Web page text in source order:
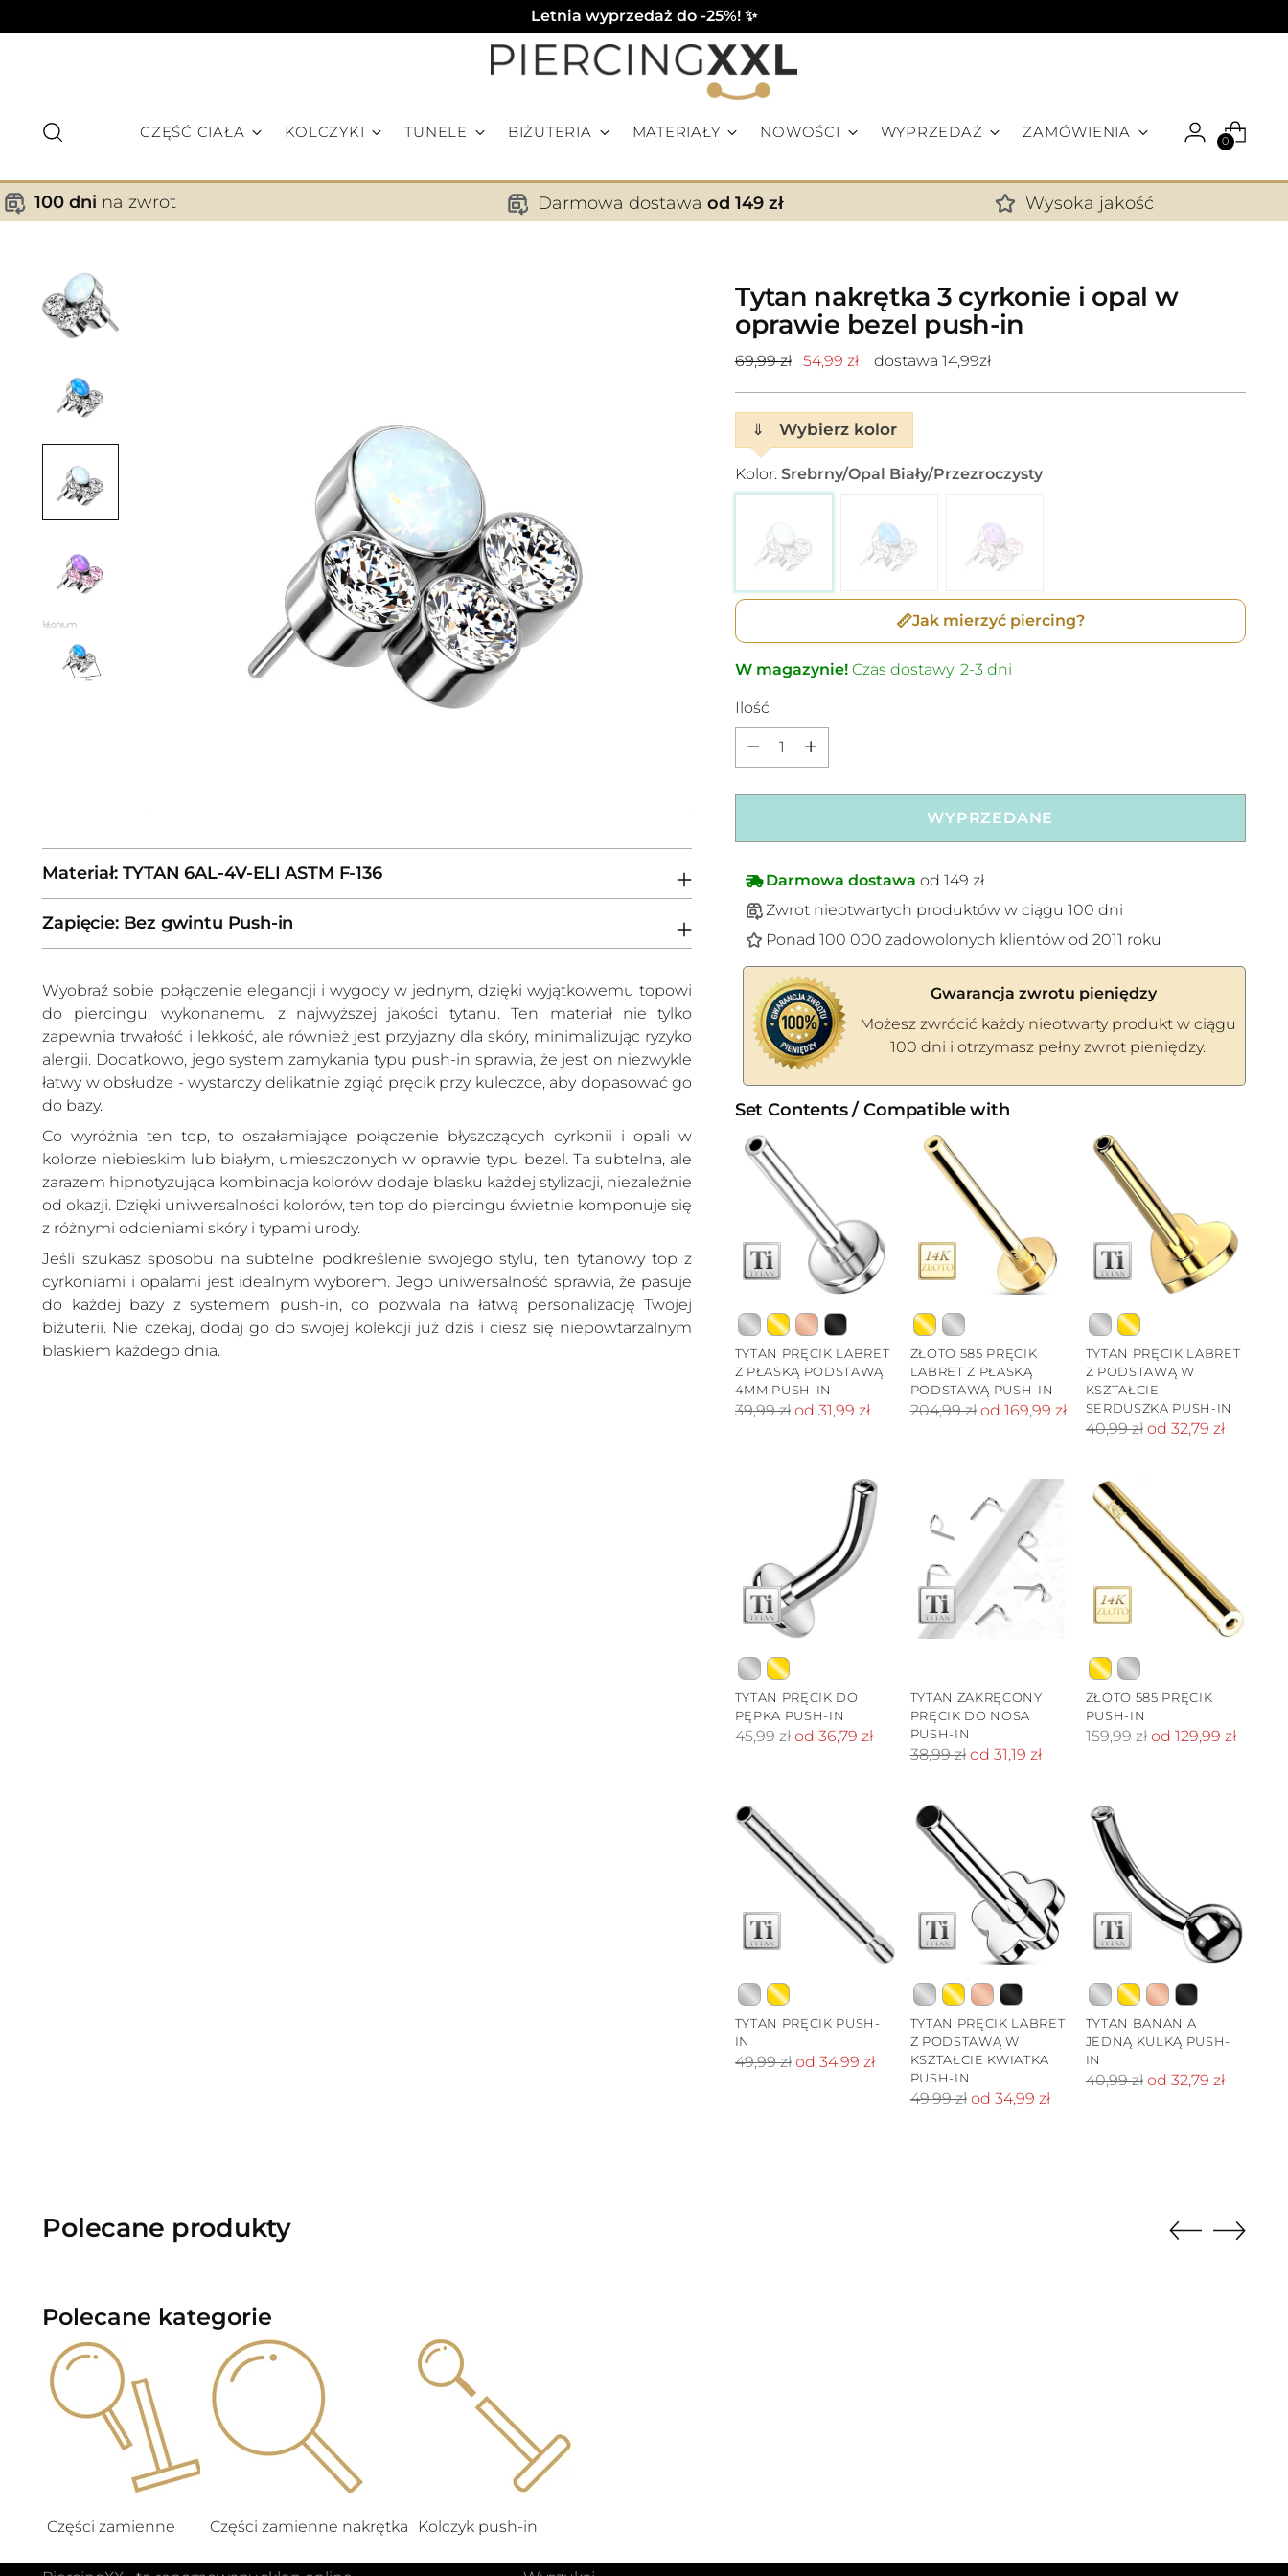
Letnia wyprzedaż do -25%! ✨
CZĘŚĆ CIAŁA KOLCZYKI TUNELE BIŻUTERIA MATERIAŁY NOWOŚCI WYPRZEDAŻ ZAMÓWIENIA
0
✕
100 dni na zwrot Darmowa dostawa od 149 zł Wysoka jakość
Materiał: TYTAN 6AL-4V-ELI ASTM F-136
Zapięcie: Bez gwintu Push-in
Wyobraź sobie połączenie elegancji i wygody w jednym, dzięki wyjątkowemu topowi
do piercingu, wykonanemu z najwyższej jakości tytanu. Ten materiał nie tylko
zapewnia trwałość i lekkość, ale również jest przyjazny dla skóry, minimalizując ryzyko
alergii. Dodatkowo, jego system zamykania typu push-in sprawia, że jest on niezwykle
łatwy w obsłudze - wystarczy delikatnie zgiąć pręcik przy kuleczce, aby dopasować go
do bazy.
Co wyróżnia ten top, to oszałamiające połączenie błyszczących cyrkonii i opali w
kolorze niebieskim lub białym, umieszczonych w oprawie typu bezel. Ta subtelna, ale
zarazem hipnotyzująca kombinacja kolorów dodaje blasku każdej stylizacji, niezależnie
od okazji. Dzięki uniwersalności kolorów, ten top do piercingu świetnie komponuje się
z różnymi odcieniami skóry i typami urody.
Jeśli szukasz sposobu na subtelne podkreślenie swojego stylu, ten tytanowy top z
cyrkoniami i opalami jest idealnym wyborem. Jego uniwersalność sprawia, że pasuje
do każdej bazy z systemem push-in, co pozwala na łatwą personalizację Twojej
biżuterii. Nie czekaj, dodaj go do swojej kolekcji już dziś i ciesz się niepowtarzalnym
blaskiem każdego dnia.
Tytan nakrętka 3 cyrkonie i opal w
oprawie bezel push-in
Cena
69,99 zł 54,99 zł dostawa 14,99zł
⇓ Wybierz kolor
Kolor: Srebrny/Opal Biały/Przezroczysty
📏Jak mierzyć piercing?
W magazynie!Czas dostawy: 2-3 dni
Ilość
WYPRZEDANE
Darmowa dostawa od 149 zł
Zwrot nieotwartych produktów w ciągu 100 dni
Ponad 100 000 zadowolonych klientów od 2011 roku
Gwarancja zwrotu pieniędzy
Możesz zwrócić każdy nieotwarty produkt w ciągu
100 dni i otrzymasz pełny zwrot pieniędzy.
Set Contents / Compatible with
TYTAN PRĘCIK LABRET
Z PŁASKĄ PODSTAWĄ
4MM PUSH-IN
Cena
39,99 zł od 31,99 zł
ZŁOTO 585 PRĘCIK
LABRET Z PŁASKĄ
PODSTAWĄ PUSH-IN
Cena
204,99 zł od 169,99 zł
TYTAN PRĘCIK LABRET
Z PODSTAWĄ W
KSZTAŁCIE
SERDUSZKA PUSH-IN
Cena
40,99 zł od 32,79 zł
TYTAN PRĘCIK DO
PĘPKA PUSH-IN
Cena
45,99 zł od 36,79 zł
TYTAN ZAKRĘCONY
PRĘCIK DO NOSA
PUSH-IN
Cena
38,99 zł od 31,19 zł
ZŁOTO 585 PRĘCIK
PUSH-IN
Cena
159,99 zł od 129,99 zł
TYTAN PRĘCIK PUSH-
IN
Cena
49,99 zł od 34,99 zł
TYTAN PRĘCIK LABRET
Z PODSTAWĄ W
KSZTAŁCIE KWIATKA
PUSH-IN
Cena
49,99 zł od 34,99 zł
TYTAN BANAN A
JEDNĄ KULKĄ PUSH-
IN
Cena
40,99 zł od 32,79 zł
Polecane produkty
Polecane kategorie
Części zamienne Części zamienne nakrętka Kolczyk push-in